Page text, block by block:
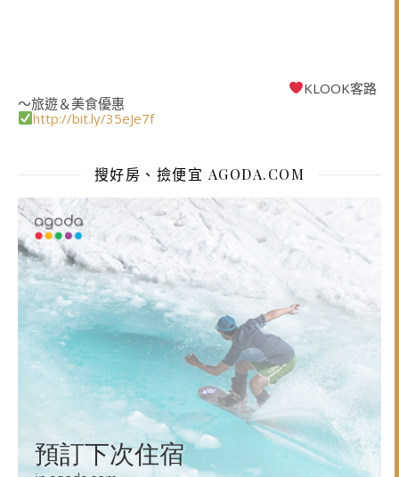
KLOOK客路
～旅遊＆美食優惠
http://bit.ly/35eJe7f
搜好房、撿便宜 AGODA.COM